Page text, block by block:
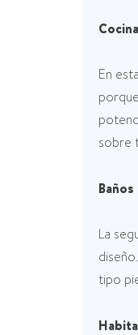
En
sobre
Baños
La
tipo